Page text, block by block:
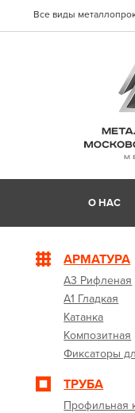
Все виды
О НАС
АРМАТУРА
А3 Рифленая
А1 Гладкая
Катанка
Композитная
Фиксаторы
ТРУБА
Профильная